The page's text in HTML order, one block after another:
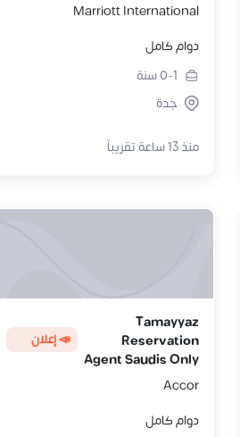
Marriott International
دوام كامل
0-1سنة
جدة
منذ 13 ساعة تقريباً
Tamayyaz
Reservation
Agent Saudis Only
📣 إعلان
Accor
دوام كامل